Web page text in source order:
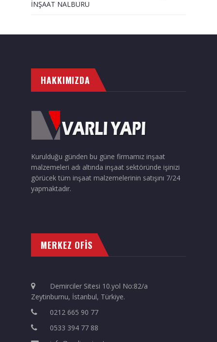
İNŞAAT NALBURU
HAKKIMIZDA
Kurulduğu günden bu güne firmamız inşaat
malzemeleri adı altında inşaat sektöründe işinizi
görücek tüm inşaat malzemelerinin satışını 7/24
yapmaktadır.
MERKEZ OFİS
Demirciler Sitesi 10.yol No:82/a
Zeytinburnu, İstanbul, Türkiye.
0212 665 90 77
0533 394 77 88